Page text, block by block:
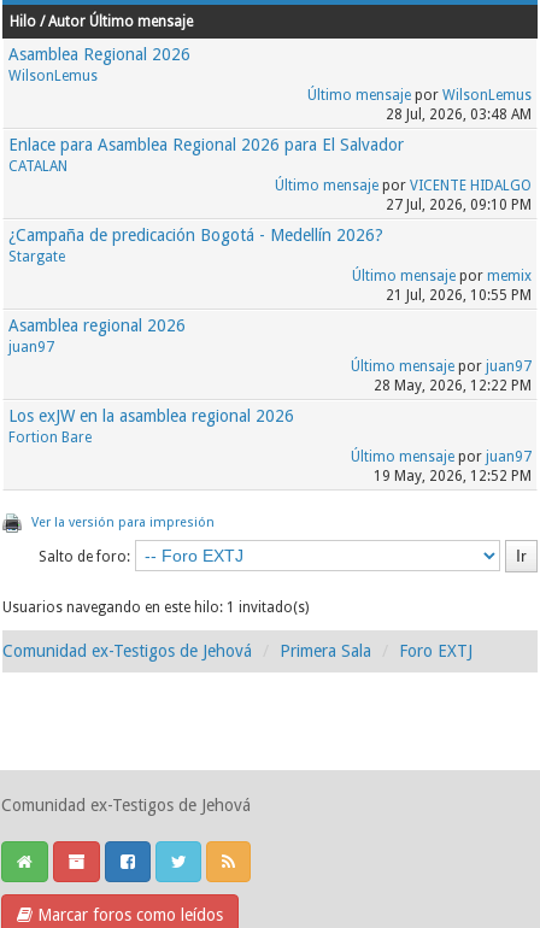
Hilo / Autor Último mensaje
Asamblea Regional 2026
WilsonLemus
Último mensajepor WilsonLemus
28 Jul, 2026, 03:48 AM
Enlace para Asamblea Regional 2026 para El Salvador
CATALAN
Último mensajepor VICENTE HIDALGO
27 Jul, 2026, 09:10 PM
¿Campaña de predicación Bogotá - Medellín 2026?
Stargate
Último mensajepor memix
21 Jul, 2026, 10:55 PM
Asamblea regional 2026
juan97
Último mensajepor juan97
28 May, 2026, 12:22 PM
Los exJW en la asamblea regional 2026
Fortion Bare
Último mensajepor juan97
19 May, 2026, 12:52 PM
Ver la versión para impresión
Salto de foro:
Usuarios navegando en este hilo: 1 invitado(s)
Comunidad ex-Testigos de Jehová Primera Sala Foro EXTJ
Comunidad ex-Testigos de Jehová
Marcar foros como leídos